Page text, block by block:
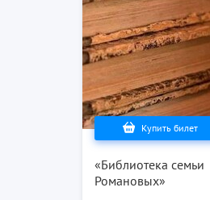
«Библиотека семьи
Романовых»
Купить билет